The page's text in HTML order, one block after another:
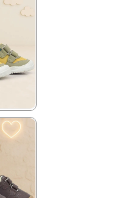
₺
Ücretsiz
Kargo
★
₺